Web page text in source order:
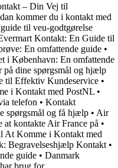
– Din Vej til
kommer du i kontakt med
til veu-godtgørelse
Kontakt: En Guide til
En omfattende guide •
i København: En omfattende
på dine spørgsmål og hjælp
til Effektiv Kundeservice •
i Kontakt med PostNL •
telefon • Kontakt
spørgsmål og få hjælp • Air
at kontakte Air France på •
At Komme i Kontakt med
Begravelseshjælp Kontakt •
guide • Danmark
brug for